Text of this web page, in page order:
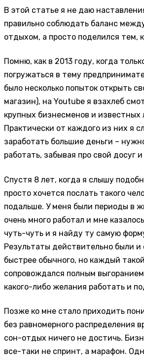
В этой статье я не даю
правильно соблюдать баланс
отдыхом, а просто поделился тем,
Помню, как в 2013 году, когда
погружаться в тему
было несколько попыток открыть
магазин), на Youtube я взахлеб
крупных бизнесменов и известных
Практически от каждого из них я
заработать большие деньги –
работать, забывая про свой досуг
Спустя 8 лет, когда я слышу
просто хочется послать такого
подальше. У меня были периоды в
очень много работал и мне
чуть-чуть и я найду ту самую
Результаты действительно были и
быстрее обычного, но каждый
сопровождался полным
какого-либо желания работать и
Позже ко мне стало приходить
без равномерного распределения
сон-отдых ничего не достичь.
все-таки не спринт, а марафон.